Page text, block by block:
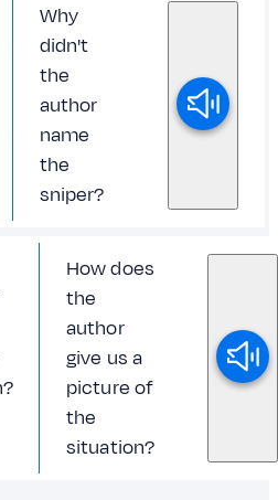
Why
didn't
the
author
name
the
sniper?
How does
the
author
give us a
picture of
the
situation?